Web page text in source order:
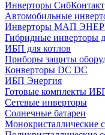
Инверторы СибКонтакт
Автомобильные
Инверторы МАП
Гибридные инверторы
ИБП для котлов
Приборы защиты
Конверторы DC DC
ИБП Энергия
Готовые комплекты
Сетевые инверторы
Солнечные батареи
Монокристаллические